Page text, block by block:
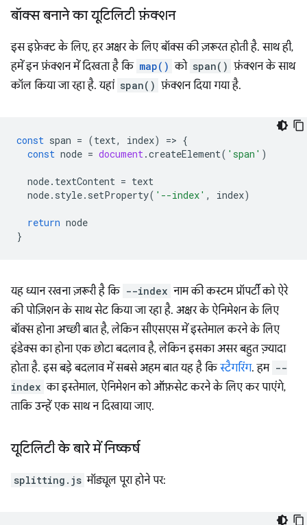
बॉक्स बनाने का यूटिलिटी फ़ंक्शन
इस इफ़ेक्ट के लिए, हर अक्षर के लिए बॉक्स की ज़रूरत होती है. साथ ही,
हमें इन फ़ंक्शन में दिखता है कि map() को span() फ़ंक्शन के साथ
कॉल किया जा रहा है. यहां span() फ़ंक्शन दिया गया है.
const span = (text, index) => {
const node = document.createElement( 'span' )
node. textContent = text
node. style. setProperty( '--index' , index)
return node
}
यह ध्यान रखना ज़रूरी है कि --index नाम की कस्टम प्रॉपर्टी को ऐरे
की पोज़िशन के साथ सेट किया जा रहा है. अक्षर के ऐनिमेशन के लिए
बॉक्स होना अच्छी बात है, लेकिन सीएसएस में इस्तेमाल करने के लिए
इंडेक्स का होना एक छोटा बदलाव है, लेकिन इसका असर बहुत ज़्यादा
होता है. इस बड़े बदलाव में सबसे अहम बात यह है किस्टैगरिंग. हम --
index का इस्तेमाल, ऐनिमेशन को ऑफ़सेट करने के लिए कर पाएंगे,
ताकि उन्हें एक साथ न दिखाया जाए.
यूटिलिटी के बारे में निष्कर्ष
splitting.js मॉड्यूल पूरा होने पर: